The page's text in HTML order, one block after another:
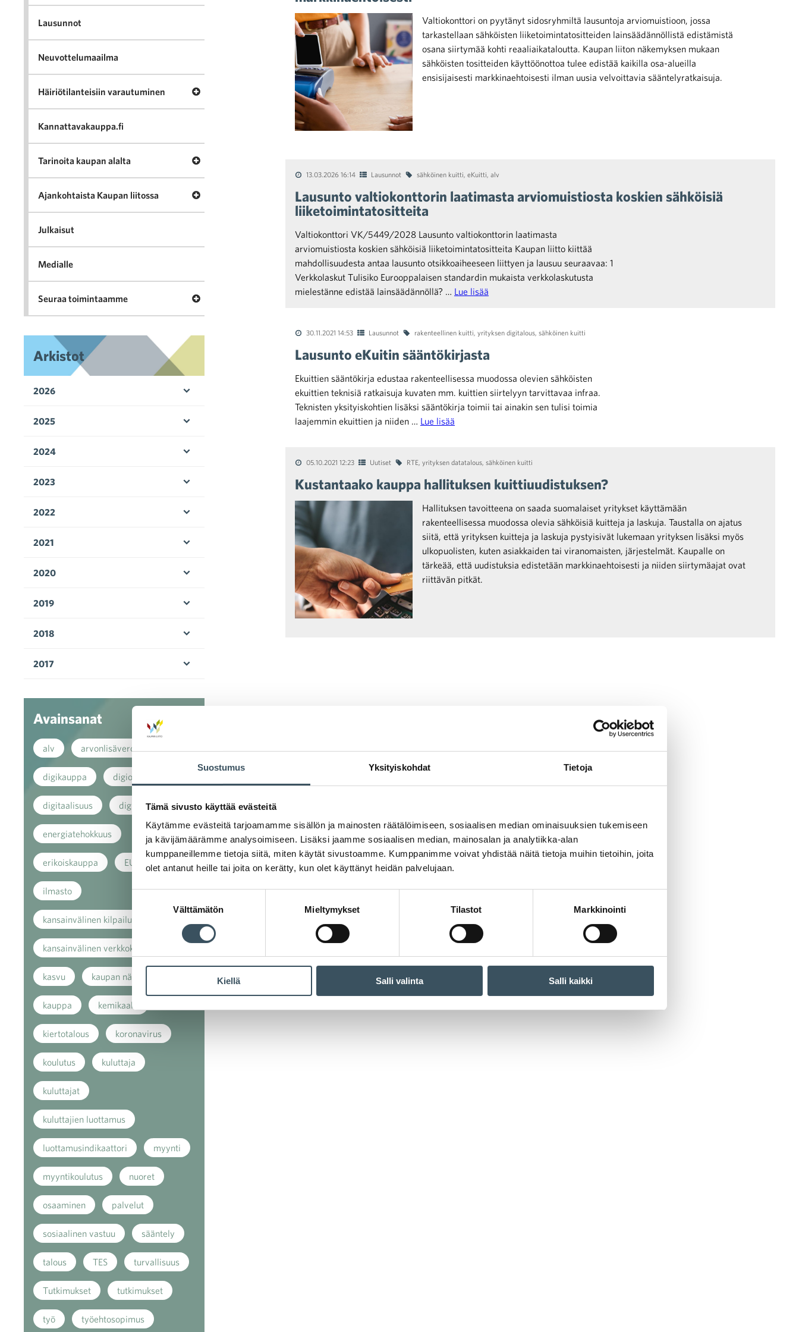
Suostumus Yksityiskohdat Tietoja
Tämä sivusto käyttää evästeitä
Käytämme evästeitä tarjoamamme sisällön ja mainosten räätälöimiseen, sosiaalisen median ominaisuuksien tukemiseen
ja kävijämäärämme analysoimiseen. Lisäksi jaamme sosiaalisen median, mainosalan ja analytiikka-alan
kumppaneillemme tietoja siitä, miten käytät sivustoamme. Kumppanimme voivat yhdistää näitä tietoja muihin tietoihin, joita
olet antanut heille tai joita on kerätty, kun olet käyttänyt heidän palvelujaan.
valinta
Välttämätön Mieltymykset Tilastot Markkinointi
Kiellä Salli valinta Salli kaikki
Valtiokonttori on pyytänyt sidosryhmiltä lausuntoja arviomuistioon, jossa
tarkastellaan sähköisten liiketoimintatositteiden lainsäädännöllistä edistämistä
osana siirtymää kohti reaaliaikataloutta. Kaupan liiton näkemyksen mukaan
sähköisten tositteiden käyttöönottoa tulee edistää kaikilla osa-alueilla
ensisijaisesti markkinaehtoisesti ilman uusia velvoittavia sääntelyratkaisuja.
13.03.2026 16:14 Lausunnot sähköinen kuitti, eKuitti, alv
Lausunto valtiokonttorin laatimasta arviomuistiosta koskien sähköisiä
liiketoimintatositteita
Valtiokonttori VK/5449/2028 Lausunto valtiokonttorin laatimasta
arviomuistiosta koskien sähköisiä liiketoimintatositteita Kaupan liitto kiittää
mahdollisuudesta antaa lausunto otsikkoaiheeseen liittyen ja lausuu seuraavaa: 1
Verkkolaskut Tulisiko Eurooppalaisen standardin mukaista verkkolaskutusta
mielestänne edistää lainsäädännöllä? … Lue lisää
30.11.2021 14:53 Lausunnot rakenteellinen kuitti, yrityksen digitalous, sähköinen kuitti
Lausunto eKuitin sääntökirjasta
Ekuittien sääntökirja edustaa rakenteellisessa muodossa olevien sähköisten
ekuittien teknisiä ratkaisuja kuvaten mm. kuittien siirtelyyn tarvittavaa infraa.
Teknisten yksityiskohtien lisäksi sääntökirja toimii tai ainakin sen tulisi toimia
laajemmin ekuittien ja niiden … Lue lisää
05.10.2021 12:23 Uutiset RTE, yrityksen datatalous, sähköinen kuitti
Kustantaako kauppa hallituksen kuittiuudistuksen?
Hallituksen tavoitteena on saada suomalaiset yritykset käyttämään
rakenteellisessa muodossa olevia sähköisiä kuitteja ja laskuja. Taustalla on ajatus
siitä, että yrityksen kuitteja ja laskuja pystyisivät lukemaan yrityksen lisäksi myös
ulkopuolisten, kuten asiakkaiden tai viranomaisten, järjestelmät. Kaupalle on
tärkeää, että uudistuksia edistetään markkinaehtoisesti ja niiden siirtymäajat ovat
riittävän pitkät.
Lausunnot
Neuvottelumaailma
Häiriötilanteisiin varautuminen Avaa valikko Häiriötilanteisiin varautuminen
Kannattavakauppa.fi
Tarinoita kaupan alalta Avaa valikko Tarinoita kaupan alalta
Ajankohtaista Kaupan liitossa Avaa valikko Ajankohtaista Kaupan liitossa
Julkaisut
Medialle
Seuraa toimintaamme Avaa valikko Seuraa toimintaamme
Arkistot
2026
2025
2024
2023
2022
2021
2020
2019
2018
2017
Avainsanat
alv arvonlisävero
digikauppa digiostaminen
digitaalisuus digitalisaatio
energiatehokkuus
erikoiskauppa EU
ilmasto
kansainvälinen kilpailu
kansainvälinen verkkokauppa
kasvu kaupan näkymät
kauppa kemikaalit
kiertotalous koronavirus
koulutus kuluttaja
kuluttajat
kuluttajien luottamus
luottamusindikaattori myynti
myyntikoulutus nuoret
osaaminen palvelut
sosiaalinen vastuu sääntely
talous TES turvallisuus
Tutkimukset tutkimukset
työ työehtosopimus